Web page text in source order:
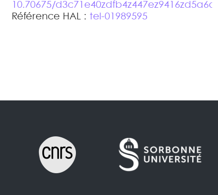
10.70675/
Référence HAL : tel-01989595